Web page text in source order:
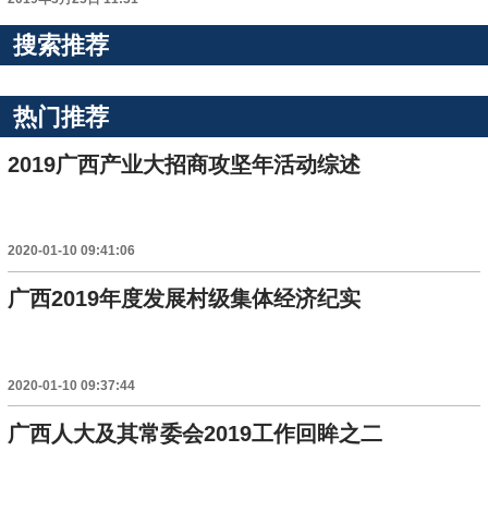
搜索推荐
热门推荐
2019广西产业大招商攻坚年活动综述
2020-01-10 09:41:06
广西2019年度发展村级集体经济纪实
2020-01-10 09:37:44
广西人大及其常委会2019工作回眸之二